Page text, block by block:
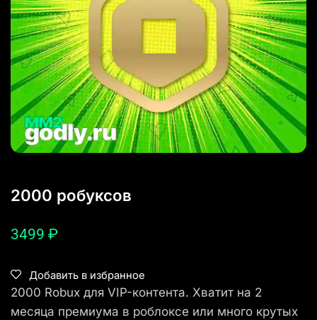
2000 робуксов
3499 ₽
Добавить в избранное
2000 Robux для VIP-контента. Хватит на 2
месяца премиума в роблоксе или много крутых